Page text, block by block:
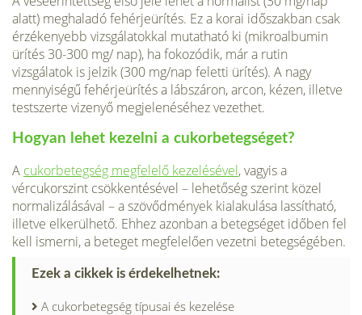
alatt) meghaladó fehérjeürítés. Ez a korai időszakban csak
érzé­kenyebb vizsgálatokkal mutatható ki (mikroalbumin
ürítés 30-300 mg/ nap), ha fokozódik, már a rutin
vizsgálatok is jelzik (300 mg/nap feletti ürítés). A nagy
mennyiségű fehérjeürítés a lábszáron, arcon, kézen, illetve
testszerte vizenyő megjelenéséhez vezethet.
Hogyan lehet kezelni a cukorbetegséget?
A cukorbetegség megfelelő kezelésével, vagyis a
vércukorszint csök­kentésével – lehetőség szerint közel
normalizálásával – a szövődmé­nyek kialakulása lassítható,
illetve elkerülhető. Ehhez azonban a be­tegséget időben fel
kell ismerni, a beteget megfelelően vezetni beteg­ségében.
Ezek a cikkek is érdekelhetnek:
A cukorbetegség típusai és kezelése